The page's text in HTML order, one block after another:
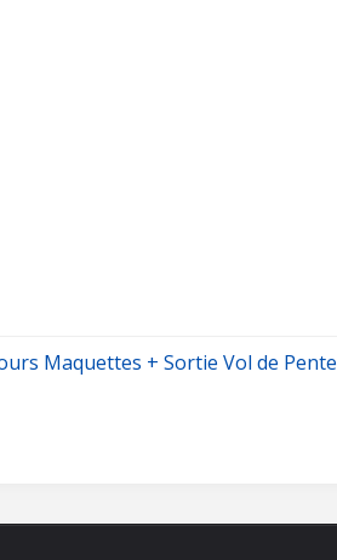
Maquettes + Sortie Vol de Pente